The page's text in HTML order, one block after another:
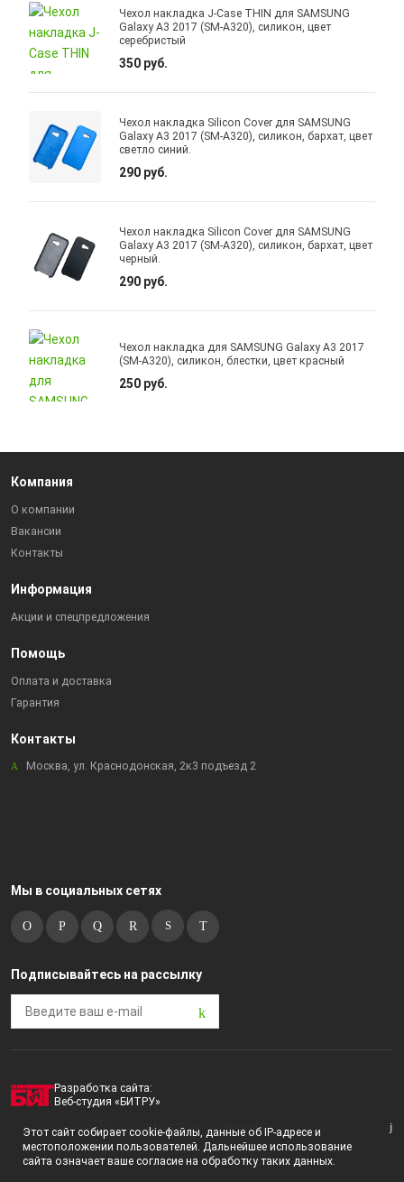
Чехол накладка J-Case THIN для SAMSUNG
Galaxy A3 2017 (SM-A320), силикон, цвет
серебристый
350 руб.
Чехол накладка Silicon Cover для SAMSUNG
Galaxy A3 2017 (SM-A320), силикон, бархат, цвет
светло синий.
290 руб.
Чехол накладка Silicon Cover для SAMSUNG
Galaxy A3 2017 (SM-A320), силикон, бархат, цвет
черный.
290 руб.
Чехол накладка для SAMSUNG Galaxy A3 2017
(SM-A320), силикон, блестки, цвет красный
250 руб.
Компания
О компании
Вакансии
Контакты
Информация
Акции и спецпредложения
Помощь
Оплата и доставка
Гарантия
Контакты
Москва, ул. Краснодонская, 2к3 подъезд 2
Мы в социальных сетях
Подписывайтесь на рассылку
Разработка сайта:
Веб-студия «БИТРУ»
2023 © i-market |
Пользовательское соглашение
Политика конфиденциальности
Этот сайт собирает cookie-файлы, данные об IP-адресе и
местоположении пользователей. Дальнейшее использование
сайта означает ваше согласие на обработку таких данных.